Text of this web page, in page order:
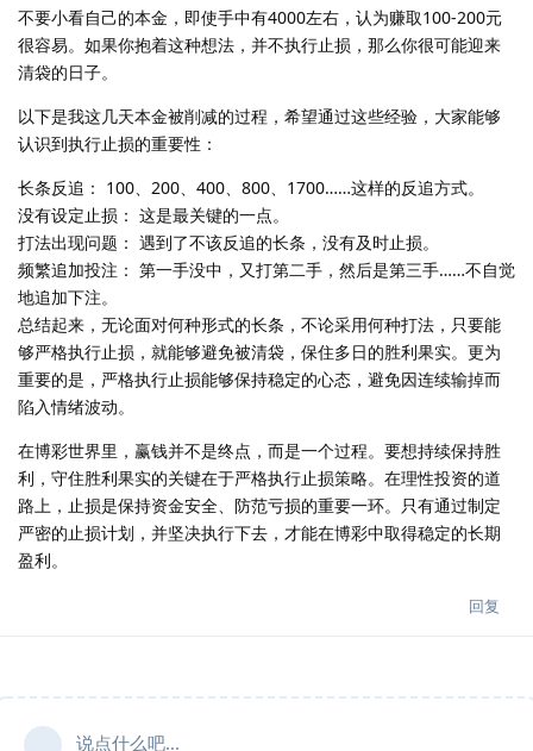
不要小看自己的本金，即使手中有4000左右，认为赚取100-200元
很容易。如果你抱着这种想法，并不执行止损，那么你很可能迎来
清袋的日子。
以下是我这几天本金被削减的过程，希望通过这些经验，大家能够
认识到执行止损的重要性：
长条反追： 100、200、400、800、1700……这样的反追方式。
没有设定止损： 这是最关键的一点。
打法出现问题： 遇到了不该反追的长条，没有及时止损。
频繁追加投注： 第一手没中，又打第二手，然后是第三手……不自觉
地追加下注。
总结起来，无论面对何种形式的长条，不论采用何种打法，只要能
够严格执行止损，就能够避免被清袋，保住多日的胜利果实。更为
重要的是，严格执行止损能够保持稳定的心态，避免因连续输掉而
陷入情绪波动。
在博彩世界里，赢钱并不是终点，而是一个过程。要想持续保持胜
利，守住胜利果实的关键在于严格执行止损策略。在理性投资的道
路上，止损是保持资金安全、防范亏损的重要一环。只有通过制定
严密的止损计划，并坚决执行下去，才能在博彩中取得稳定的长期
盈利。
回复
说点什么吧...